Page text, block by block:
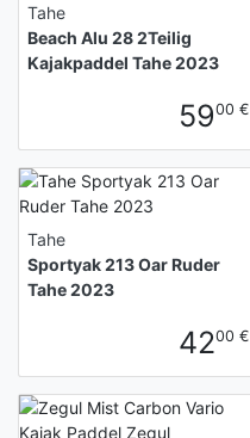
Tahe
Beach Alu 28 2Teilig
Kajakpaddel Tahe 2023
5900 €
Tahe
Sportyak 213 Oar Ruder
Tahe 2023
4200 €